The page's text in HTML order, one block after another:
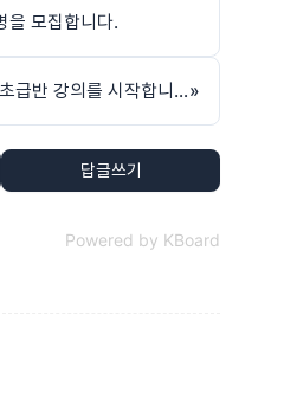
을 모집합니다.
2009년 3월 14일 성명학 초급반 강의를 시작합니다»
답글쓰기
Powered by KBoard